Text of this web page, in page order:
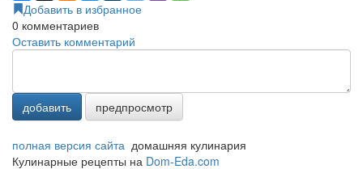
Добавить в избранное
0 комментариев
Оставить комментарий
добавить предпросмотр
полная версия сайта домашняя кулинария
Кулинарные рецепты на Dom-Eda.com